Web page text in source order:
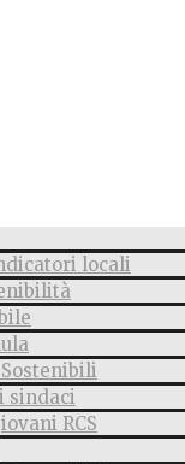
locali
sindaci
RCS